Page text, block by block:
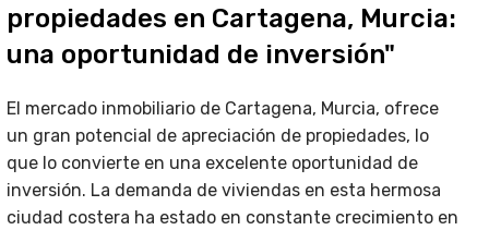
propiedades en Cartagena, Murcia:
una oportunidad de inversión"
El mercado inmobiliario de Cartagena, Murcia, ofrece
un gran potencial de apreciación de propiedades, lo
que lo convierte en una excelente oportunidad de
inversión. La demanda de viviendas en esta hermosa
ciudad costera ha estado en constante crecimiento en